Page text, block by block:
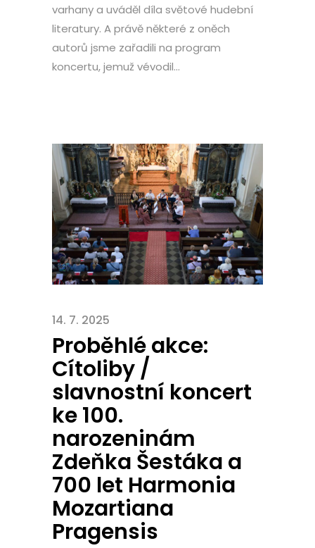
varhany a uváděl díla světové hudební
literatury. A právě některé z oněch
autorů jsme zařadili na program
koncertu, jemuž vévodil...
14. 7. 2025
Proběhlé akce:
Cítoliby /
slavnostní koncert
ke 100.
narozeninám
Zdeňka Šestáka a
700 let Harmonia
Mozartiana
Pragensis